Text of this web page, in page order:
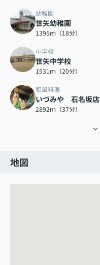
幼稚園
世矢幼稚園
1395ｍ（18分）
中学校
世矢中学校
1531ｍ（20分）
和風料理
いづみや 石名坂店
2892ｍ（37分）
地図